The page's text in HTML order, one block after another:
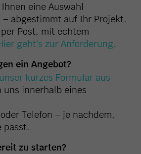
eine Auswahl
– abgestimmt auf Ihr Projekt.
Post, mit echtem
geht's zur Anforderung.
ein Angebot?
kurzes Formular aus –
uns innerhalb eines
Telefon – je nachdem,
passt.
zu starten?